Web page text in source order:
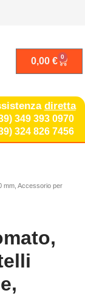
0,00 € 0
diretta
349 393 0970
324 826 7456
mm, Accessorio per